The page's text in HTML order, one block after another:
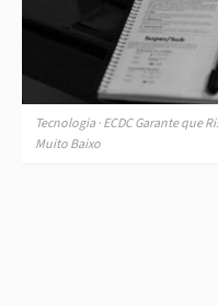
Tecnologia · ECDC Garante que
Muito Baixo